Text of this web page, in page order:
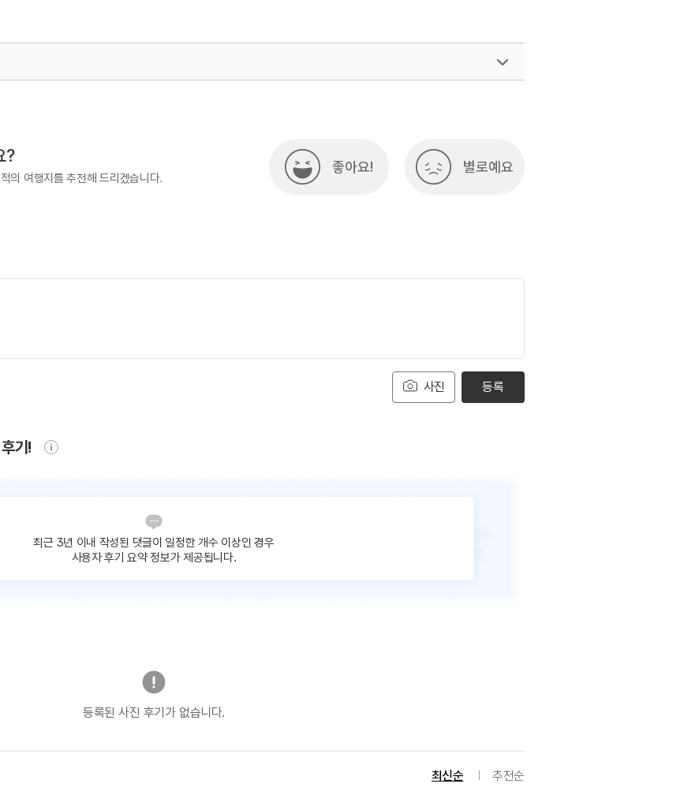
?
의 여행지를 추천해 드리겠습니다.
좋아요! 별로예요
사진 등록
기!
최근 3년 이내 작성된 댓글이 일정한 개수 이상인 경우
사용자 후기 요약 정보가 제공됩니다.
등록된 사진 후기가 없습니다.
최신순 추천순